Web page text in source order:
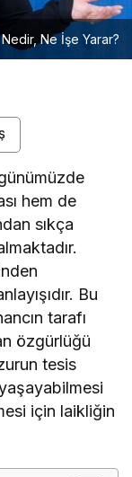
Ne İşe Yarar?
hem de
sıkça
Bu
tarafı
özgürlüğü
tesis
için laikliğin